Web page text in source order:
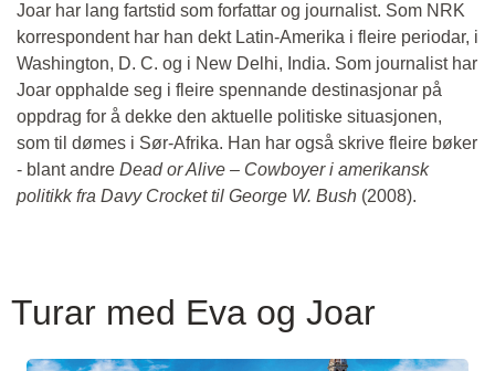
Joar har lang fartstid som forfattar og journalist. Som NRK
korrespondent har han dekt Latin-Amerika i fleire periodar, i
Washington, D. C. og i New Delhi, India. Som journalist har
Joar opphalde seg i fleire spennande destinasjonar på
oppdrag for å dekke den aktuelle politiske situasjonen,
som til dømes i Sør-Afrika. Han har også skrive fleire bøker
- blant andre Dead or Alive – Cowboyer i amerikansk
politikk fra Davy Crocket til George W. Bush (2008).
Turar med Eva og Joar